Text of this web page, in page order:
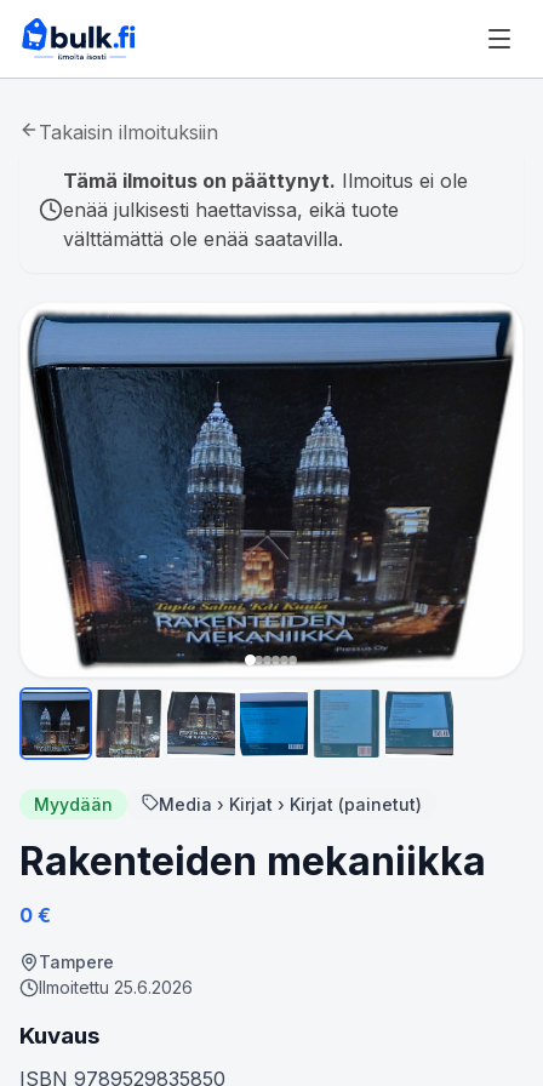
Takaisin ilmoituksiin
Tämä ilmoitus on päättynyt. Ilmoitus ei ole
enää julkisesti haettavissa, eikä tuote
välttämättä ole enää saatavilla.
Myydään Media › Kirjat › Kirjat (painetut)
Rakenteiden mekaniikka
0 €
Tampere
Ilmoitettu 25.6.2026
Kuvaus
ISBN 9789529835850